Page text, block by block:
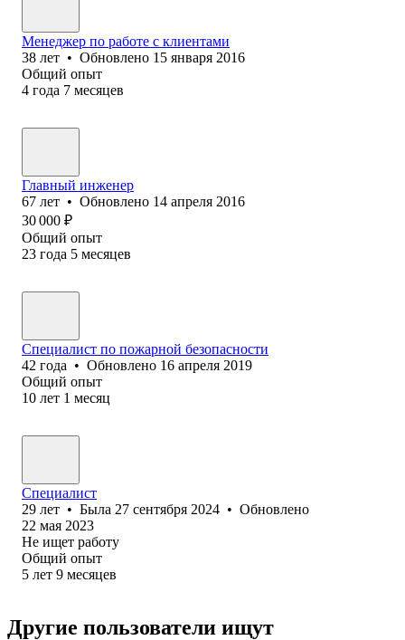
Менеджер по работе с клиентами
38 лет • Обновлено 15 января 2016
Общий опыт
4 года 7 месяцев
Главный инженер
67 лет • Обновлено 14 апреля 2016
30 000 ₽
Общий опыт
23 года 5 месяцев
Специалист по пожарной безопасности
42 года • Обновлено 16 апреля 2019
Общий опыт
10 лет 1 месяц
Специалист
29 лет • Была 27 сентября 2024 • Обновлено
22 мая 2023
Не ищет работу
Общий опыт
5 лет 9 месяцев
Другие пользователи ищут